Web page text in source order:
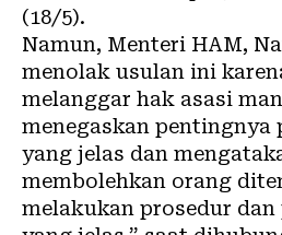
(18/5).
Namun, Menteri HAM,
menolak usulan ini
melanggar hak asasi
menegaskan pentingnya
yang jelas dan
membolehkan orang
melakukan prosedur dan